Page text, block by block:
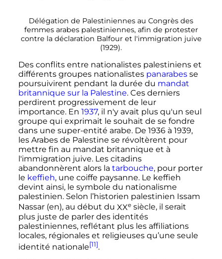
Délégation de Palestiniennes au Congrès des
femmes arabes palestiniennes, afin de protester
contre la déclaration Balfour et l'immigration juive
(1929).
Des conflits entre nationalistes palestiniens et
différents groupes nationalistes panarabesse
poursuivirent pendant la durée du mandat
britannique sur la Palestine. Ces derniers
perdirent progressivement de leur
importance. En 1937, il n'y avait plus qu'un seul
groupe qui exprimait le souhait de se fondre
dans une super-entité arabe. De 1936 à 1939,
les Arabes de Palestine se révoltèrent pour
mettre fin au mandat britannique et à
l'immigration juive. Les citadins
abandonnèrent alors la tarbouche, pour porter
le keffieh, une coiffe paysanne. Le keffieh
devint ainsi, le symbole du nationalisme
palestinien. Selon l’historien palestinien Issam
Nassar (en), au début du XXe siècle, il serait
plus juste de parler des identités
palestiniennes, reflétant plus les affiliations
locales, régionales et religieuses qu’une seule
identité nationale[11].